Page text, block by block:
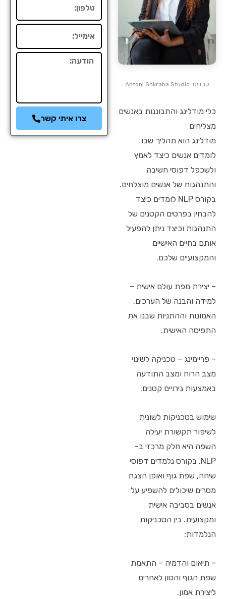
קרדיט: Antoni Shkraba Studio
כלי מודלינג והתבוננות באנשים
מצליחים
מודלינג הוא תהליך שבו
לומדים אנשים כיצד לאמץ
ולשכפל דפוסי חשיבה
והתנהגות של אנשים מוצלחים.
בקורס NLP לומדים כיצד
להבחין בפרטים הקטנים של
התנהגות וכיצד ניתן להפעיל
אותם בחיים האישיים
והמקצועיים שלכם.
– יצירת מפת עולם אישית –
למידה והבנה של הערכים,
האמונות וההתניות שבנו את
התפיסה האישית.
– פריימינג – טכניקה לשינוי
מצב הרוח ומצב התודעה
באמצעות גירויים קטנים.
שימוש בטכניקות לשונית
לשיפור תקשורת יעילה
השפה היא חלק מרכזי ב-
NLP. בקורס נלמדים דפוסי
שיחה, שפת גוף ואופן הצגת
מסרים שיכולים להשפיע על
אנשים בסביבה אישית
ומקצועית. בין הטכניקות
הנלמדות:
– תיאום והדמיה – התאמת
שפת הגוף והטון לאחרים
ליצירת אמון.
הודעה
צרו איתי קשר